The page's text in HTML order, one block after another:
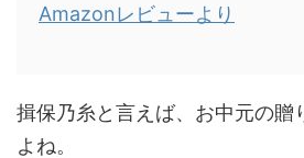
Amazonレビューより
揖保乃糸と言えば、お中元の贈
よね。